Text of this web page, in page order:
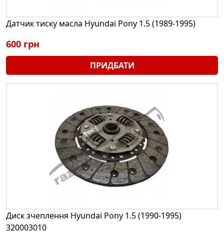
Датчик тиску масла Hyundai Pony 1.5 (1989-1995)
600 грн
ПРИДБАТИ
Диск зчеплення Hyundai Pony 1.5 (1990-1995)
320003010